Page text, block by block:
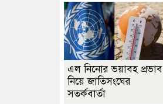
এল নিনোর ভয়াবহ প্রভাব
নিয়ে জাতিসংঘের
সতর্কবার্তা